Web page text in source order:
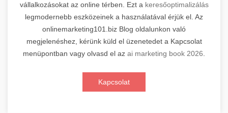
vállalkozásokat az online térben. Ezt a keresőoptimalizálás
legmodernebb eszközeinek a használatával érjük el. Az
onlinemarketing101.biz Blog oldalunkon való
megjelenéshez, kérünk küld el üzenetedet a Kapcsolat
menüpontban vagy olvasd el az ai marketing book 2026
Kapcsolat